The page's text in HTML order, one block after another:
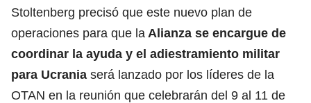
Stoltenberg precisó que este nuevo plan de
operaciones para que la Alianza se encargue de
coordinar la ayuda y el adiestramiento militar
para Ucrania será lanzado por los líderes de la
OTAN en la reunión que celebrarán del 9 al 11 de